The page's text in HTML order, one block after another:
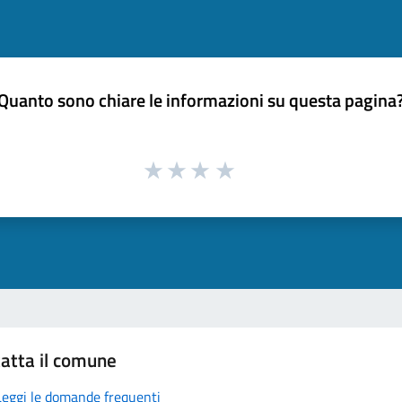
sono chiare le informazioni su questa
il comune
le domande frequenti